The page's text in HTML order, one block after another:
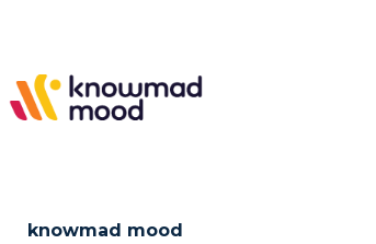
knowmad mood